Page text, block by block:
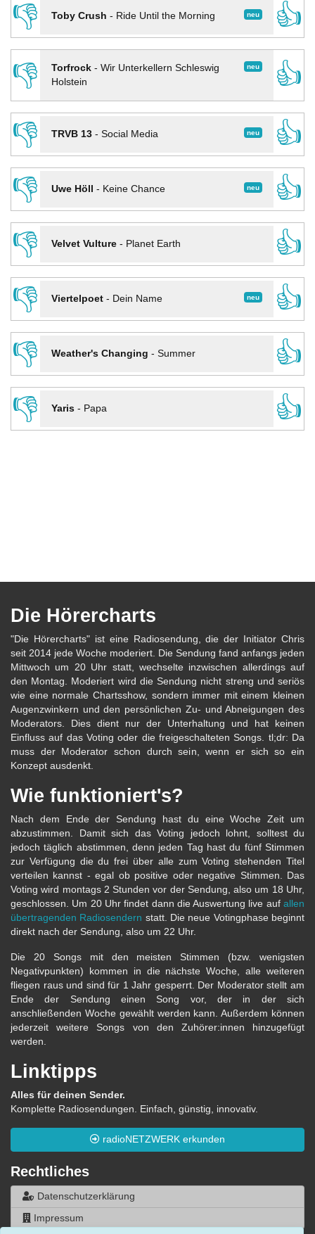
👎
neu
Toby Crush - Ride Until the Morning
👍
👎
neu
Torfrock- Wir Unterkellern Schleswig
Holstein
👍
👎
neu
TRVB 13- Social Media
👍
👎
neu
Uwe Höll - Keine Chance
👍
👎
Velvet Vulture- Planet Earth
👍
👎
neu
Viertelpoet- Dein Name
👍
👎
Weather's Changing - Summer
👍
👎
Yaris- Papa 👍
Die Hörercharts
"Die Hörercharts" ist eine Radiosendung, die der Initiator Chris
seit 2014 jede Woche moderiert. Die Sendung fand anfangs jeden
Mittwoch um 20 Uhr statt, wechselte inzwischen allerdings auf
den Montag. Moderiert wird die Sendung nicht streng und seriös
wie eine normale Chartsshow, sondern immer mit einem kleinen
Augenzwinkern und den persönlichen Zu- und Abneigungen des
Moderators. Dies dient nur der Unterhaltung und hat keinen
Einfluss auf das Voting oder die freigeschalteten Songs. tl;dr: Da
muss der Moderator schon durch sein, wenn er sich so ein
Konzept ausdenkt.
Wie funktioniert's?
Nach dem Ende der Sendung hast du eine Woche Zeit um
abzustimmen. Damit sich das Voting jedoch lohnt, solltest du
jedoch täglich abstimmen, denn jeden Tag hast du fünf Stimmen
zur Verfügung die du frei über alle zum Voting stehenden Titel
verteilen kannst - egal ob positive oder negative Stimmen. Das
Voting wird montags 2 Stunden vor der Sendung, also um 18 Uhr,
geschlossen. Um 20 Uhr findet dann die Auswertung live auf allen
übertragenden Radiosendern statt. Die neue Votingphase beginnt
direkt nach der Sendung, also um 22 Uhr.
Die 20 Songs mit den meisten Stimmen (bzw. wenigsten
Negativpunkten) kommen in die nächste Woche, alle weiteren
fliegen raus und sind für 1 Jahr gesperrt. Der Moderator stellt am
Ende der Sendung einen Song vor, der in der sich
anschließenden Woche gewählt werden kann. Außerdem können
jederzeit weitere Songs von den Zuhörer:innen hinzugefügt
werden.
Linktipps
Alles für deinen Sender.
Komplette Radiosendungen. Einfach, günstig, innovativ.
radioNETZWERK erkunden
Rechtliches
Datenschutzerklärung
Impressum